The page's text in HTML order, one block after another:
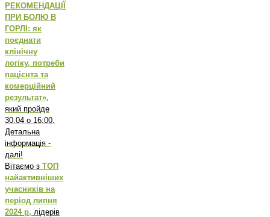
РЕКОМЕНДАЦІЇ
ПРИ БОЛЮ В
ГОРЛІ: як
поєднати
клінічну
логіку, потреби
пацієнта та
комерційний
результат»
який пройде
30.04 о 16:00.
Детальна
інформація -
далі!
Вітаємо з ТОП
найактивніших
учасників на
період липня
2024 р, лідерів